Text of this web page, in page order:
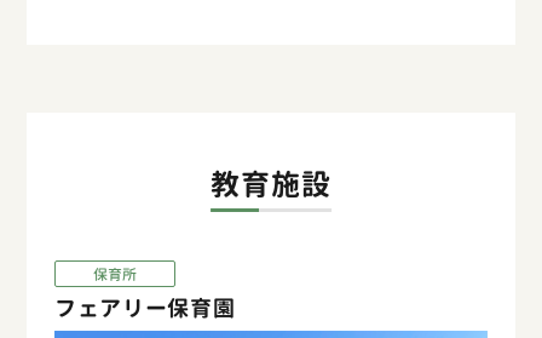
教育施設
保育所
フェアリー保育園